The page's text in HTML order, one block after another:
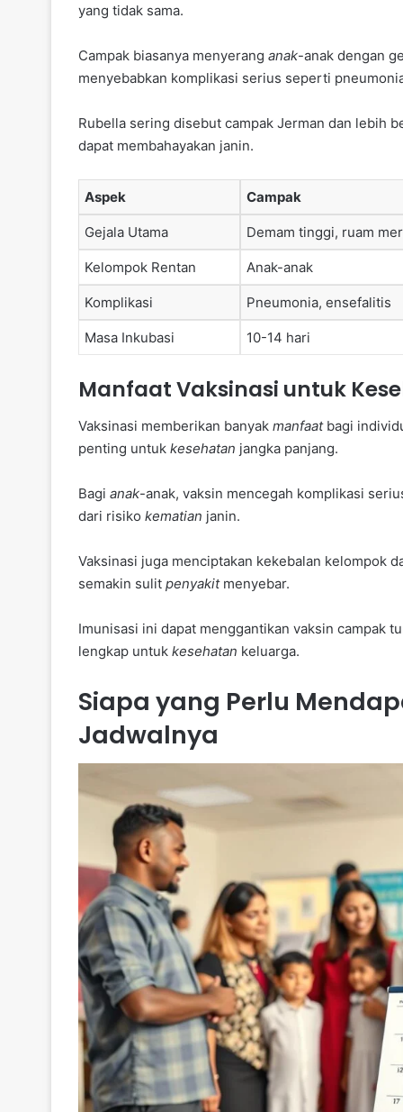
yang tidak sama.
Campak biasanya menyerang anak-anak dengan
menyebabkan komplikasi serius seperti
Rubella sering disebut campak Jerman dan lebih
dapat membahayakan janin.
Aspek Campak
Gejala Utama Demam tinggi, ruam
Kelompok Rentan Anak-anak
Komplikasi Pneumonia, ensefalitis
Masa Inkubasi 10-14 hari
Manfaat Vaksinasi untuk
Vaksinasi memberikan banyak manfaatbagi
penting untuk kesehatan jangka panjang.
Bagi anak-anak, vaksin mencegah komplikasi
dari risiko kematian janin.
Vaksinasi juga menciptakan kekebalan kelompok
semakin sulit penyakitmenyebar.
Imunisasi ini dapat menggantikan vaksin campak
lengkap untuk kesehatan keluarga.
Siapa yang Perlu
Jadwalnya